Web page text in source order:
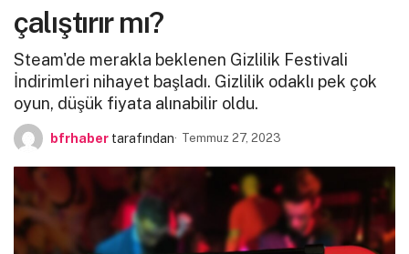
çalıştırır mı?
Steam'de merakla beklenen Gizlilik Festivali
İndirimleri nihayet başladı. Gizlilik odaklı pek çok
oyun, düşük fiyata alınabilir oldu.
bfrhaber tarafından Temmuz 27, 2023